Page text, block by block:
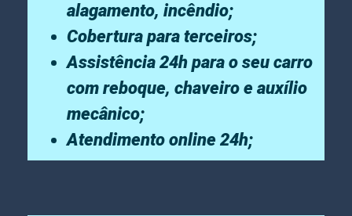
alagamento, incêndio;
Cobertura para terceiros;
Assistência 24h para o seu carro
com reboque, chaveiro e auxílio
mecânico;
Atendimento online 24h;